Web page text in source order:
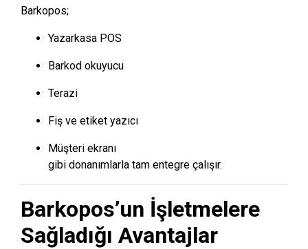
Barkopos;
Yazarkasa POS
Barkod okuyucu
Terazi
Fiş ve etiket yazıcı
Müşteri ekranı
gibi donanımlarla tam entegre çalışır.
Barkopos’un İşletmelere
Sağladığı Avantajlar